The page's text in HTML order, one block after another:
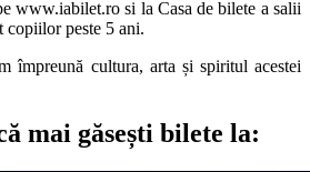
www.iabilet.ro si la Casa de bilete a salii
copiilor peste 5 ani.
împreună cultura, arta și spiritul acestei
mai găsești bilete la: